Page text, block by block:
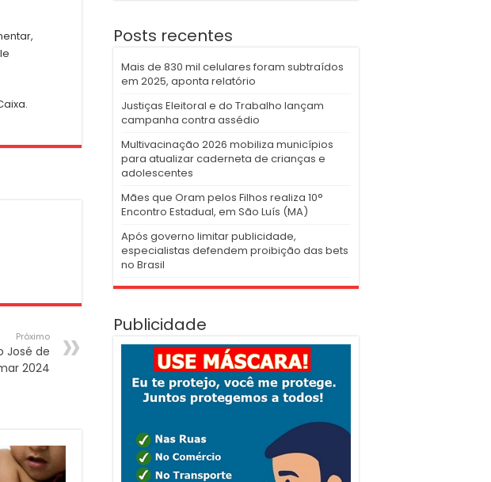
Próximo
José de
2024
Posts recentes
Mais de 830 mil celulares foram subtraídos
em 2025, aponta relatório
Justiças Eleitoral e do Trabalho lançam
campanha contra assédio
Multivacinação 2026 mobiliza municípios
para atualizar caderneta de crianças e
adolescentes
Mães que Oram pelos Filhos realiza 10°
Encontro Estadual, em São Luís (MA)
Após governo limitar publicidade,
especialistas defendem proibição das bets
no Brasil
Publicidade